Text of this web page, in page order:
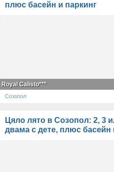
плюс басейн и паркинг
Royal Calisto***
Созопол
Цяло лято в Созопол: 2, 3
двама с дете, плюс басейн